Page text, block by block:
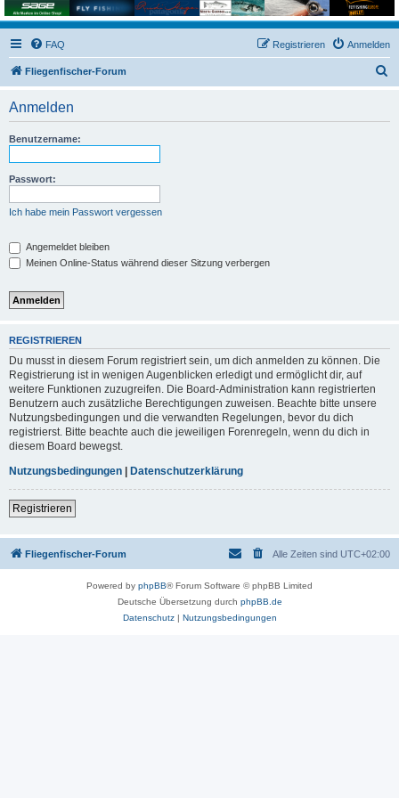
FAQ Anmelden
Registrieren
Fliegenfischer-Forum
Anmelden
Benutzername:
Passwort:
Ich habe mein Passwort vergessen
Angemeldet bleiben
Meinen Online-Status während dieser Sitzung verbergen
REGISTRIEREN
Du musst in diesem Forum registriert sein, um dich anmelden zu können. Die
Registrierung ist in wenigen Augenblicken erledigt und ermöglicht dir, auf
weitere Funktionen zuzugreifen. Die Board-Administration kann registrierten
Benutzern auch zusätzliche Berechtigungen zuweisen. Beachte bitte unsere
Nutzungsbedingungen und die verwandten Regelungen, bevor du dich
registrierst. Bitte beachte auch die jeweiligen Forenregeln, wenn du dich in
diesem Board bewegst.
Nutzungsbedingungen
Datenschutzerklärung
Registrieren
Fliegenfischer-Forum Alle Zeiten sind UTC+02:00
Powered by phpBB® Forum Software © phpBB Limited
Deutsche Übersetzung durch phpBB.de
Datenschutz| Nutzungsbedingungen